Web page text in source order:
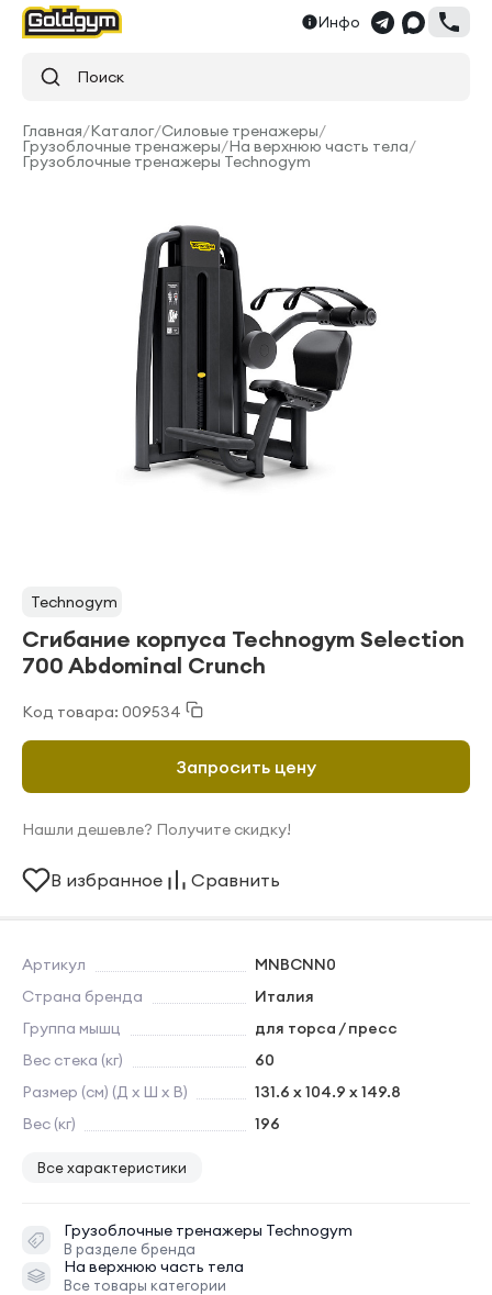
Инфо
Поиск
Главная/Каталог/Силовые тренажеры/
Грузоблочные тренажеры/На верхнюю часть тела/
Грузоблочные тренажеры Technogym
Technogym
Сгибание корпуса Technogym Selection
700 Abdominal Crunch
Код товара: 009534
Артикул
MNBCNN0
Страна бренда
Италия
Группа мышц
для торса / пресс
Вес стека (кг)
60
Размер (см) (Д х Ш х В)
131.6 x 104.9 x 149.8
Вес (кг)
196
Все характеристики
Грузоблочные тренажеры Technogym
В разделе бренда
На верхнюю часть тела
Все товары категории
Запросить цену
Нашли дешевле? Получите скидку!
В избранное Сравнить